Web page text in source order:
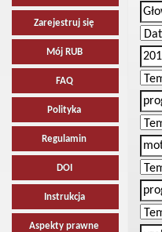
Zarejestruj się
Mój RUB
FAQ
Polityka
Regulamin
DOI
Instrukcja
Aspekty prawne